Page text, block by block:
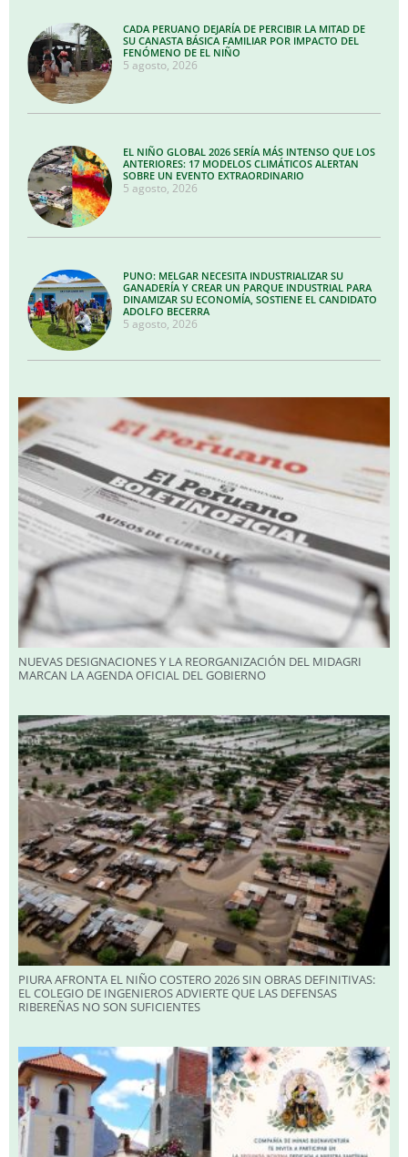
CADA PERUANO DEJARÍA DE PERCIBIR LA MITAD DE
SU CANASTA BÁSICA FAMILIAR POR IMPACTO DEL
FENÓMENO DE EL NIÑO
5 agosto, 2026
EL NIÑO GLOBAL 2026 SERÍA MÁS INTENSO QUE LOS
ANTERIORES: 17 MODELOS CLIMÁTICOS ALERTAN
SOBRE UN EVENTO EXTRAORDINARIO
5 agosto, 2026
PUNO: MELGAR NECESITA INDUSTRIALIZAR SU
GANADERÍA Y CREAR UN PARQUE INDUSTRIAL PARA
DINAMIZAR SU ECONOMÍA, SOSTIENE EL CANDIDATO
ADOLFO BECERRA
5 agosto, 2026
NUEVAS DESIGNACIONES Y LA REORGANIZACIÓN DEL MIDAGRI
MARCAN LA AGENDA OFICIAL DEL GOBIERNO
PIURA AFRONTA EL NIÑO COSTERO 2026 SIN OBRAS DEFINITIVAS:
EL COLEGIO DE INGENIEROS ADVIERTE QUE LAS DEFENSAS
RIBEREÑAS NO SON SUFICIENTES